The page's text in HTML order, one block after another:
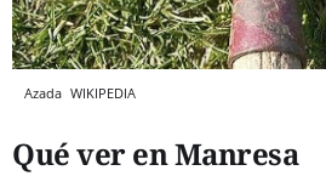
Azada WIKIPEDIA
Qué ver en Manresa